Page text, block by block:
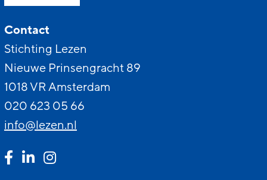
Contact
Stichting Lezen
Nieuwe Prinsengracht 89
1018 VR Amsterdam
020 623 05 66
info@lezen.nl